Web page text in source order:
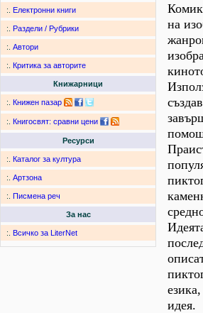
:. Електронни книги
:. Раздели / Рубрики
:. Автори
:. Критика за авторите
Книжарници
:. Книжен пазар
:. Книгосвят: сравни цени
Ресурси
:. Каталог за култура
:. Артзона
:. Писмена реч
За нас
:. Всичко за LiterNet
на
идея.